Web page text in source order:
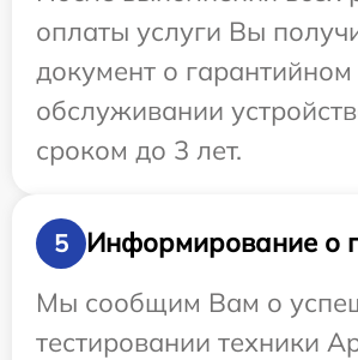
оплаты услуги Вы
документ о гарантийном
обслуживании
сроком до 3 лет.
5
Информирование о
Мы сообщим Вам о
тестировании техники